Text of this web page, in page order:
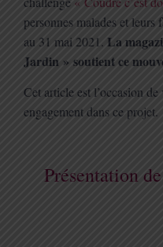
personnes malades et
au 31 mai 2021. La
Jardin » soutient ce
Cet article est l’occasion de
engagement dans ce projet.
Présentation